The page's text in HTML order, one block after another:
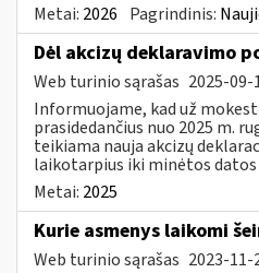
Metai: 2026 Pagrindinis:
​​​​​​​Dėl akcizų deklaravimo
Web turinio sąrašas 2025-09-
Informuojame, kad už
prasidedančius nuo 2025 m.
teikiama nauja akcizų
laikotarpius iki minėtos
Metai: 2025
Kurie asmenys laikomi
Web turinio sąrašas 2023-11-